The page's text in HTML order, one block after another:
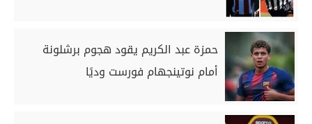
حمزة عبد الكريم يقود هجوم برشلونة
أمام نوتينجهام فورست وديًا